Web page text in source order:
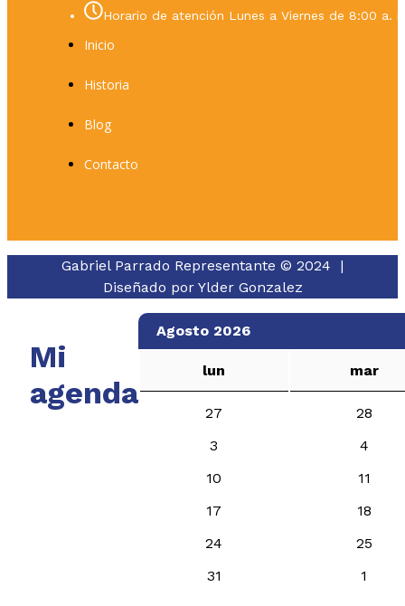
Horario de atención Lunes a Viernes de 8:00 a.
Inicio
Historia
Blog
Contacto
Gabriel Parrado Representante © 2024 |
Diseñado por Ylder Gonzalez
Mi
agenda
Agosto 2026
lun mar
27
28
3
4
10
11
17
18
24
25
31
1